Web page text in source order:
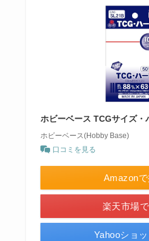
ホビーベース TCGサイズ・
ホビーベース(Hobby Base)
口コミを見る
Amazon
楽天市場
Yahooショ